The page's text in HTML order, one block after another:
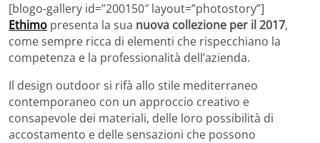
[blogo-gallery id=”200150″ layout=”photostory”]
Ethimo presenta la sua nuova collezione per il 2017,
come sempre ricca di elementi che rispecchiano la
competenza e la professionalità dell’azienda.
Il design outdoor si rifà allo stile mediterraneo
contemporaneo con un approccio creativo e
consapevole dei materiali, delle loro possibilità di
accostamento e delle sensazioni che possono